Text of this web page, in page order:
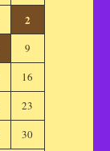
2
9
16
23
30